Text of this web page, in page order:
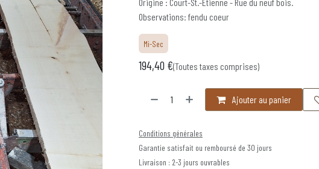
Observations: fendu coeur
Mi-Sec
194,40 €(Toutes taxes comprises)
Ajouter au panier
Conditions générales
Garantie satisfait ou remboursé de 30 jours
Livraison : 2-3 jours ouvrables